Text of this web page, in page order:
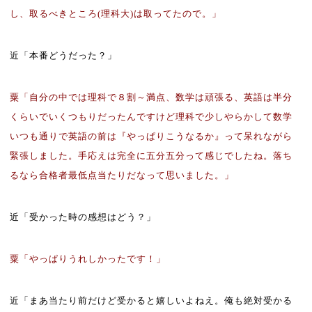
し、取るべきところ(理科大)は取ってたので。」
近「本番どうだった？」
粟「自分の中では理科で８割～満点、数学は頑張る、英語は半分
くらいでいくつもりだったんですけど理科で少しやらかして数学
いつも通りで英語の前は『やっぱりこうなるか』って呆れながら
緊張しました。手応えは完全に五分五分って感じでしたね。落ち
るなら合格者最低点当たりだなって思いました。」
近「受かった時の感想はどう？」
粟「やっぱりうれしかったです！」
近「まあ当たり前だけど受かると嬉しいよねえ。俺も絶対受かる